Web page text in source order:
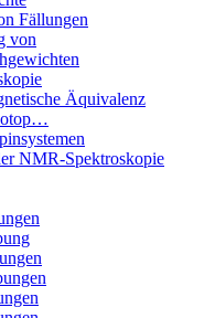
Fällungen
von
Äquivalenz
NMR-Spektroskopie